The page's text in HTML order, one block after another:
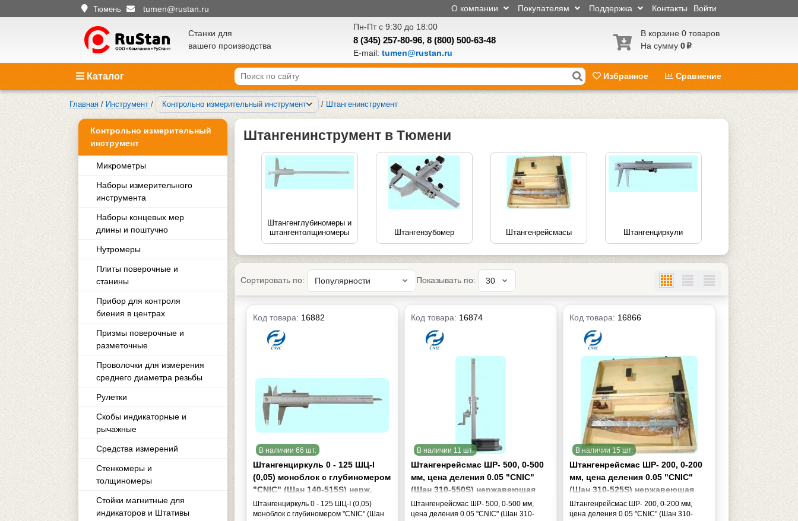
Тюмень tumen@rustan.ru Войти
Контакты
Поддержка
Покупателям
О компании
Станки для
вашего производства
Пн-Пт с 9:30 до 18:00
8 (345) 257-80-96, 8 (800) 500-63-48
E-mail: tumen@rustan.ru
В корзине 0 товаров
На сумму 0 p
Каталог Избранное Сравнение
Главная / Инструмент / Контрольно измерительный инструмент / Штангенинструмент
Штангенинструмент в Тюмени
Штангенглубиномеры и
штангентолщиномеры
Штангензубомер Штангенрейсмасы Штангенциркули
Контрольно измерительный
инструмент
Микрометры
Наборы измерительного
инструмента
Наборы концевых мер
длины и поштучно
Нутромеры
Плиты поверочные и
станины
Прибор для контроля
биения в центрах
Призмы поверочные и
разметочные
Проволочки для измерения
среднего диаметра резьбы
Рулетки
Скобы индикаторные и
рычажные
Средства измерений
Стенкомеры и
толщиномеры
Стойки магнитные для
индикаторов и Штативы
Сортировать по: Показывать по:
Код товара: 16882
В наличии 66 шт.
Штангенциркуль 0 - 125 ШЦ-I
(0,05) моноблок с глубиномером
"CNIC" (Шан 140-515S) нерж.
сталь
Штангенциркуль 0 - 125 ШЦ-I (0,05)
моноблок с глубиномером "CNIC" (Шан
Код товара: 16874
В наличии 11 шт.
Штангенрейсмас ШР- 500, 0-500
мм, цена деления 0.05 "CNIC"
(Шан 310-550S) нержавеющая
сталь
Штангенрейсмас ШР- 500, 0-500 мм,
цена деления 0.05 "CNIC" (Шан 310-
Код товара: 16866
В наличии 15 шт.
Штангенрейсмас ШР- 200, 0-200
мм, цена деления 0.05 "CNIC"
(Шан 310-525S) нержавеющая
сталь
Штангенрейсмас ШР- 200, 0-200 мм,
цена деления 0.05 "CNIC" (Шан 310-